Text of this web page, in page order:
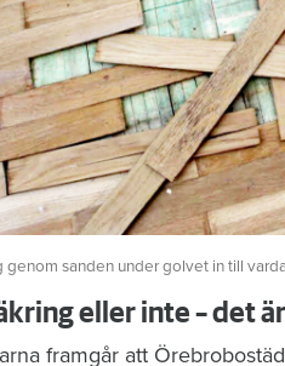
genom sanden under golvet in till
eller inte – det
framgår att